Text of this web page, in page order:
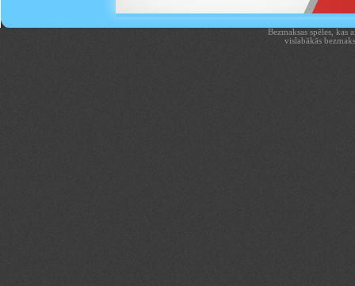
Bezmaksas spēles,
vislabākās